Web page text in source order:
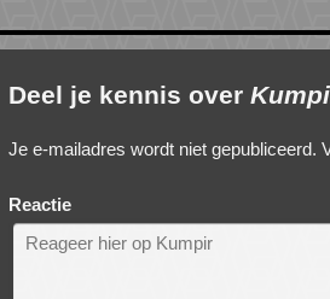
Deel je kennis over
Je e-mailadres wordt niet gepubliceerd.
Reactie